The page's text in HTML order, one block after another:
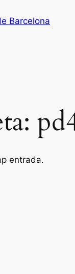
Barcelona
entrada.